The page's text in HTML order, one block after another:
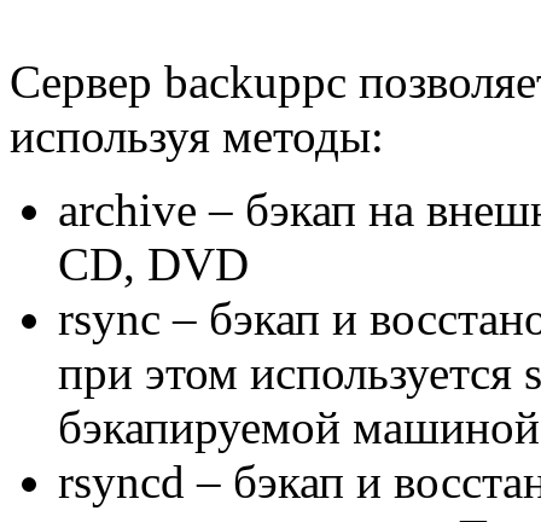
Сервер backuppc
используя методы:
archive – бэкап на
CD, DVD
rsync – бэкап и
при этом используется
бэкапируемой машиной
rsyncd – бэкап и